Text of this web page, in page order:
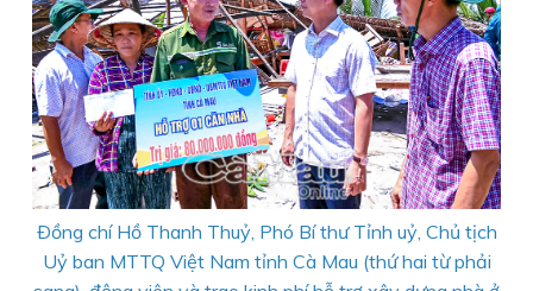
Ðồng chí Hồ Thanh Thuỷ, Phó Bí thư Tỉnh uỷ, Chủ tịch
Uỷ ban MTTQ Việt Nam tỉnh Cà Mau (thứ hai từ phải